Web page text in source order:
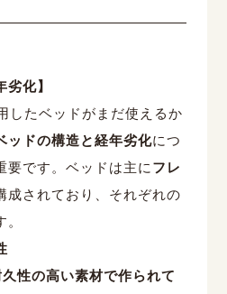
化】
したベッドがまだ使えるか
ッドの構造と経年劣化につ
要です。ベッドは主に フレ
成されており、それぞれの
性の高い素材で作られて